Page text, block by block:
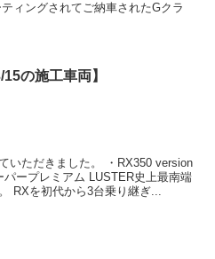
ィングされてご納車されたGクラ
15の施工車両】
いただきました。 ・RX350 version
パープレミアム LUSTER史上最南端
RXを初代から3台乗り継ぎ...